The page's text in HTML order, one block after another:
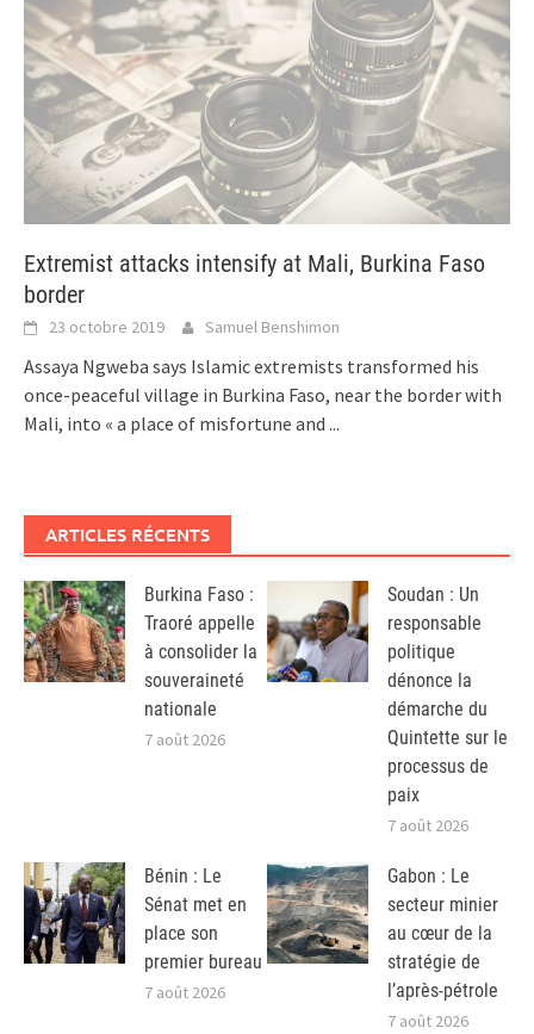
Extremist attacks intensify at Mali, Burkina Faso
border
23 octobre 2019 Samuel Benshimon
Assaya Ngweba says Islamic extremists transformed his
once-peaceful village in Burkina Faso, near the border with
Mali, into « a place of misfortune and ...
ARTICLES RÉCENTS
Burkina Faso :
Traoré appelle
à consolider la
souveraineté
nationale
7 août 2026
Soudan : Un
responsable
politique
dénonce la
démarche du
Quintette sur le
processus de
paix
7 août 2026
Bénin : Le
Sénat met en
place son
premier bureau
7 août 2026
Gabon : Le
secteur minier
au cœur de la
stratégie de
l’après-pétrole
7 août 2026